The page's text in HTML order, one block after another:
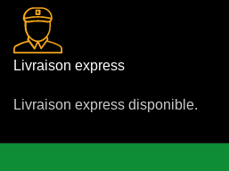
Livraison express
Livraison express disponible.